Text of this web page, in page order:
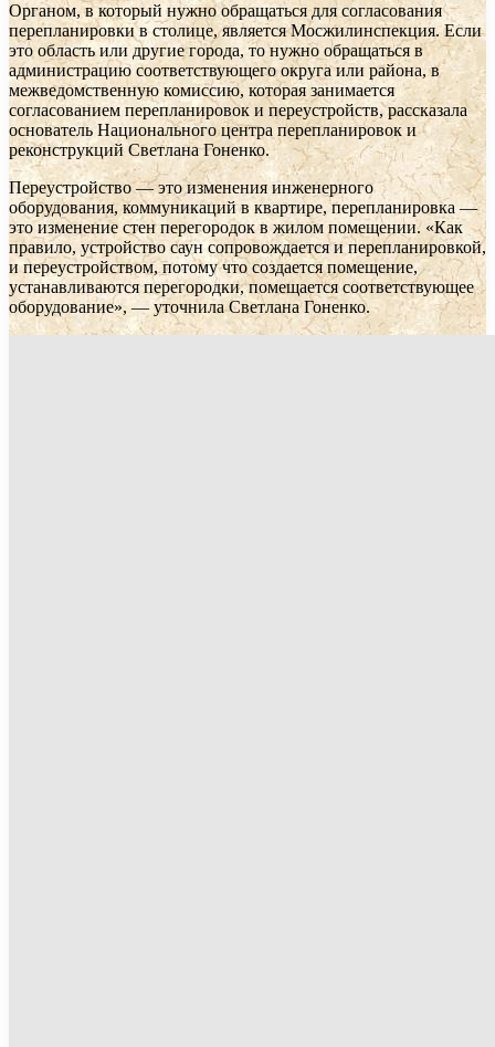
Органом, в который нужно обращаться для согласования
перепланировки в столице, является Мосжилинспекция. Если
это область или другие города, то нужно обращаться в
администрацию соответствующего округа или района, в
межведомственную комиссию, которая занимается
согласованием перепланировок и переустройств, рассказала
основатель Национального центра перепланировок и
реконструкций Светлана Гоненко.
Переустройство — это изменения инженерного
оборудования, коммуникаций в квартире, перепланировка —
это изменение стен перегородок в жилом помещении. «Как
правило, устройство саун сопровождается и перепланировкой,
и переустройством, потому что создается помещение,
устанавливаются перегородки, помещается соответствующее
оборудование», — уточнила Светлана Гоненко.